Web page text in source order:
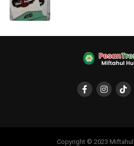
Copyright © 2023 Miftahul